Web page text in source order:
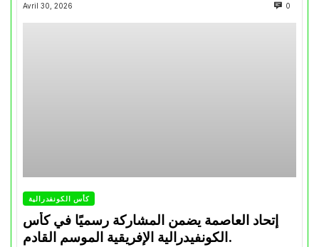
Avril 30, 2026 0
كأس الكونفدرالية
إتحاد العاصمة يضمن المشاركة رسميًا في كأس
الكونفيدرالية الإفريقية الموسم القادم.